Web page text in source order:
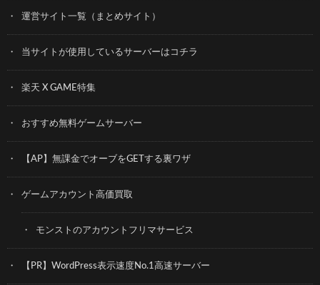
運営サイト一覧（まとめサイト）
当サイトが使用しているサーバーはコチラ
楽天 X GAME特集
おすすめ無料ゲームサーバー
【AP】無課金でオーブをGETする裏ワザ
ゲームアカウント高価買取
モンストのアカウントフリマサービス
【PR】WordPress表示速度No.1高速サーバー